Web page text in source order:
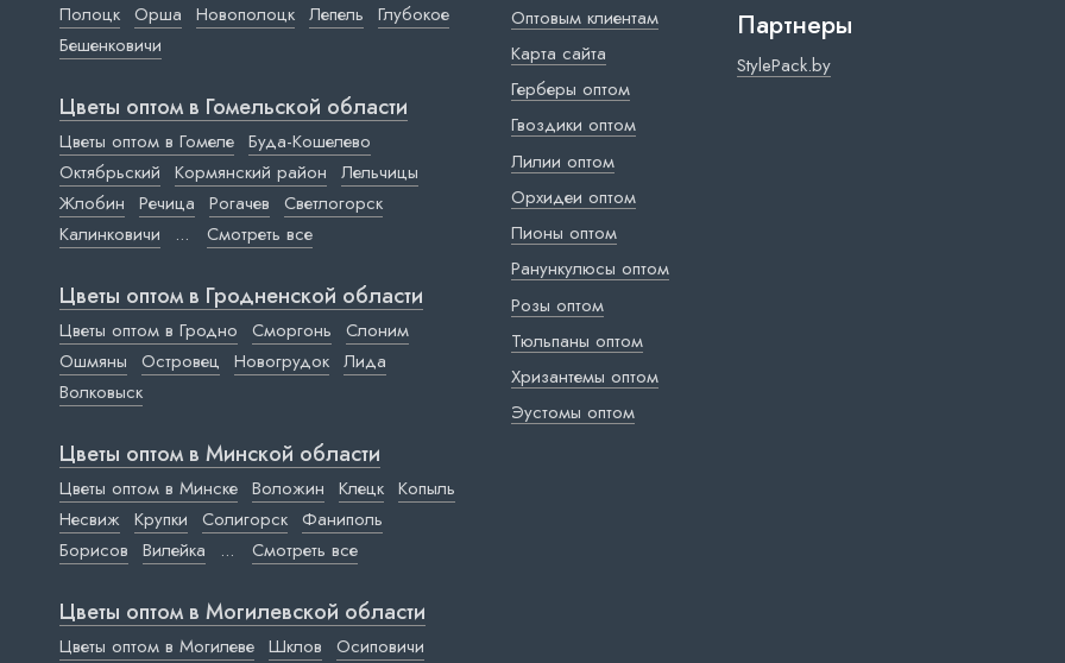
Полоцк Орша Новополоцк Лепель Глубокое
Бешенковичи
Цветы оптом в Гомельской области
Цветы оптом в Гомеле Буда-Кошелево
Октябрьский Кормянский район Лельчицы
Жлобин Речица Рогачев Светлогорск
Калинковичи
... Смотреть все
Цветы оптом в Гродненской области
Цветы оптом в Гродно Сморгонь Слоним
Ошмяны Островец Новогрудок Лида
Волковыск
Цветы оптом в Минской области
Цветы оптом в Минске Воложин Клецк Копыль
Несвиж Крупки Солигорск Фаниполь
Борисов Вилейка ... Смотреть все
Цветы оптом в Могилевской области
Цветы оптом в Могилеве Шклов Осиповичи
Оптовым клиентам
Карта сайта
Герберы оптом
Гвоздики оптом
Лилии оптом
Орхидеи оптом
Пионы оптом
Ранункулюсы оптом
Розы оптом
Тюльпаны оптом
Хризантемы оптом
Эустомы оптом
Партнеры
StylePack.by